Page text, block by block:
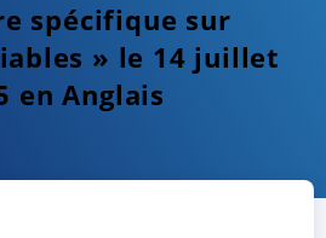
spécifique sur
» le 14 juillet
en Anglais